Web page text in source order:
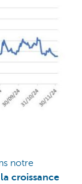
notre
la croissance